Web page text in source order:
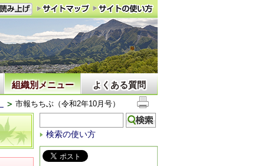
組織別メニュー よくある質問
市報ちちぶ（令和2年10月号）
検索の使い方